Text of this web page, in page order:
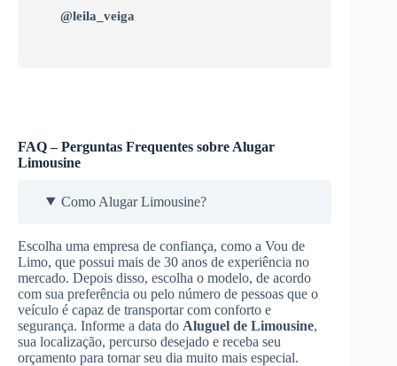
@leila_veiga
FAQ – Perguntas Frequentes sobre Alugar
Limousine
Como Alugar Limousine?
Escolha uma empresa de confiança, como a Vou de
Limo, que possui mais de 30 anos de experiência no
mercado. Depois disso, escolha o modelo, de acordo
com sua preferência ou pelo número de pessoas que o
veículo é capaz de transportar com conforto e
segurança. Informe a data do Aluguel de Limousine,
sua localização, percurso desejado e receba seu
orçamento para tornar seu dia muito mais especial.